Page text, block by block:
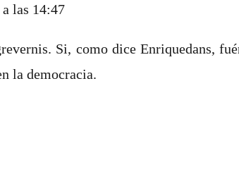
las 14:47
Si, como dice Enriquedans,
la democracia.